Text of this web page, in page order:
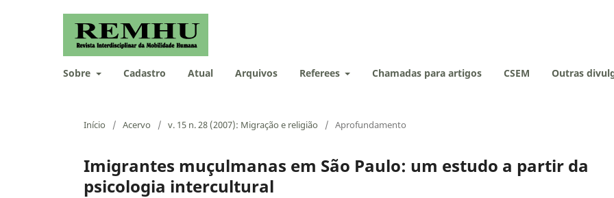
Sobre Cadastro Atual Arquivos Referees Chamadas para artigos CSEM Outras
Início / Acervo / v. 15 n. 28 (2007): Migração e religião / Aprofundamento
Imigrantes muçulmanas em São Paulo: um estudo a partir da
psicologia intercultural